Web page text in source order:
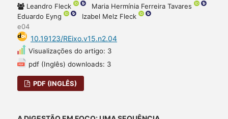
Leandro Fleck
Maria Hermínia Ferreira Tavares
Eduardo Eyng
Izabel Melz Fleck
e04
10.19123/REixo.v15.n2.04
Visualizações do artigo: 3
pdf (Inglês) downloads: 3
PDF (INGLÊS)